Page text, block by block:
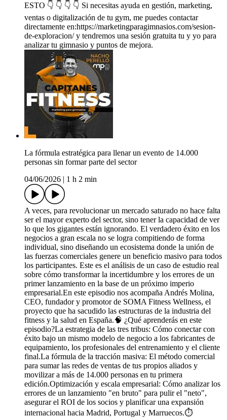
ESTO 👇 👇 👇 👇 Si necesitas ayuda en gestión, marketing,
ventas o digitalización de tu gym, me puedes contactar
directamente en:https://marketingparagimnasios.com/sesion-
de-exploracion/ y tendremos una sesión gratuita tu y yo para
analizar tu gimnasio y puntos de mejora.
La fórmula estratégica para llenar un evento de 14.000
personas sin formar parte del sector
04/06/2026
1 h 2 min
A veces, para revolucionar un mercado saturado no hace falta
ser el mayor experto del sector, sino tener la capacidad de ver
lo que los gigantes están ignorando. El verdadero éxito en los
negocios a gran escala no se logra compitiendo de forma
individual, sino diseñando un ecosistema donde la unión de
las fuerzas comerciales genere un beneficio masivo para todos
los participantes. Este es el análisis de un caso de estudio real
sobre cómo transformar la incertidumbre y los errores de un
primer lanzamiento en la base de un próximo imperio
empresarial.En este episodio nos acompaña Andrés Molina,
CEO, fundador y promotor de SOMA Fitness Wellness, el
proyecto que ha sacudido las estructuras de la industria del
fitness y la salud en España.🧠 ¿Qué aprenderás en este
episodio?La estrategia de las tres tribus: Cómo conectar con
éxito bajo un mismo modelo de negocio a los fabricantes de
equipamiento, los profesionales del entrenamiento y el cliente
final.La fórmula de la tracción masiva: El método comercial
para sumar las redes de ventas de tus propios aliados y
movilizar a más de 14.000 personas en tu primera
edición.Optimización y escala empresarial: Cómo analizar los
errores de un lanzamiento "en bruto" para pulir el "neto",
asegurar el ROI de los socios y planificar una expansión
internacional hacia Madrid, Portugal y Marruecos.⏱️